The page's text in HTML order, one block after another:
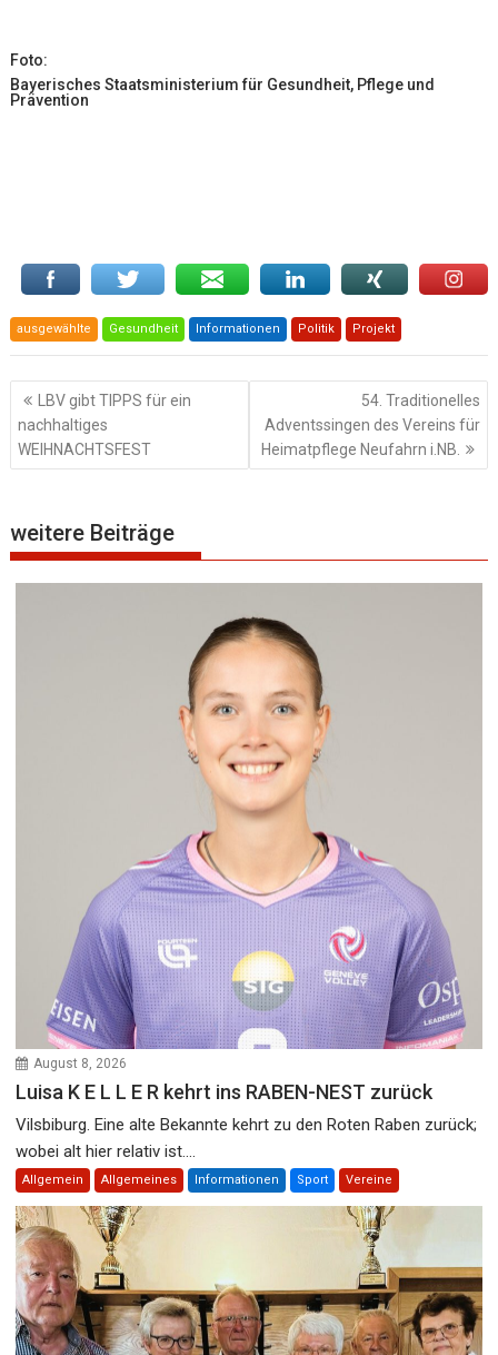
Foto:
Bayerisches Staatsministerium für Gesundheit, Pflege und
Prävention
ausgewählte Gesundheit Informationen Politik Projekt
Beitragsnavigation
LBV gibt TIPPS für ein
nachhaltiges
WEIHNACHTSFEST
54. Traditionelles
Adventssingen des Vereins für
Heimatpflege Neufahrn i.NB.
weitere Beiträge
August 8, 2026
Luisa K E L L E R kehrt ins RABEN-NEST zurück
Vilsbiburg. Eine alte Bekannte kehrt zu den Roten Raben zurück;
wobei alt hier relativ ist....
Allgemein Allgemeines Informationen Sport Vereine